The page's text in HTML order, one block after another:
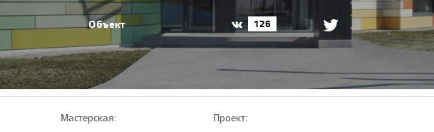
Объект 126
Мастерская: Проект: